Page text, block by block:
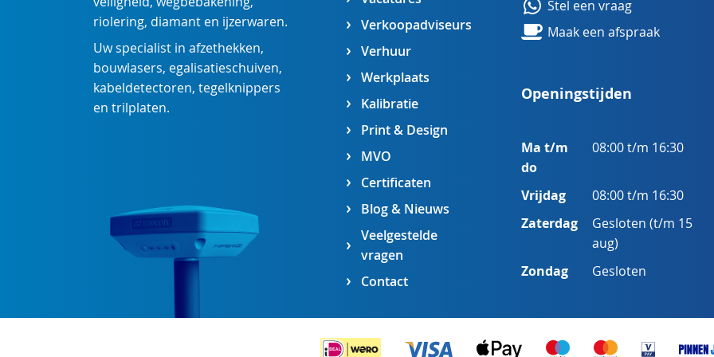
riolering, diamant en ijzerwaren.
Uw specialist in afzethekken,
bouwlasers, egalisatieschuiven,
kabeldetectoren, tegelknippers
en trilplaten.
Verkoopadviseurs
Verhuur
Werkplaats
Kalibratie
Print & Design
MVO
Certificaten
Blog & Nieuws
Veelgestelde
vragen
Contact
Stel een vraag
Maak een afspraak
Openingstijden
Ma t/m
do
08:00 t/m 16:30
Vrijdag 08:00 t/m 16:30
Zaterdag
Gesloten (t/m 15
aug)
Zondag Gesloten